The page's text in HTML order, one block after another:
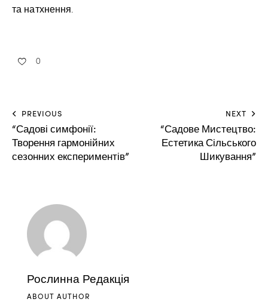
та натхнення.
0
PREVIOUS
“Садові симфонії:
Творення гармонійних
сезонних експериментів”
NEXT
“Садове Мистецтво:
Естетика Сільського
Шикування”
Рослинна Редакція
ABOUT AUTHOR